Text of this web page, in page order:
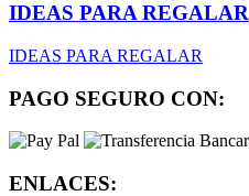
IDEAS PARA REGALAR
IDEAS PARA REGALAR
PAGO SEGURO CON:
ENLACES: